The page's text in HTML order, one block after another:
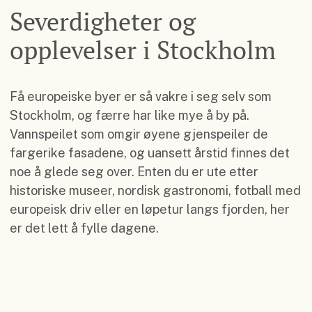
Severdigheter og
opplevelser i Stockholm
Få europeiske byer er så vakre i seg selv som
Stockholm, og færre har like mye å by på.
Vannspeilet som omgir øyene gjenspeiler de
fargerike fasadene, og uansett årstid finnes det
noe å glede seg over. Enten du er ute etter
historiske museer, nordisk gastronomi, fotball med
europeisk driv eller en løpetur langs fjorden, her
er det lett å fylle dagene.